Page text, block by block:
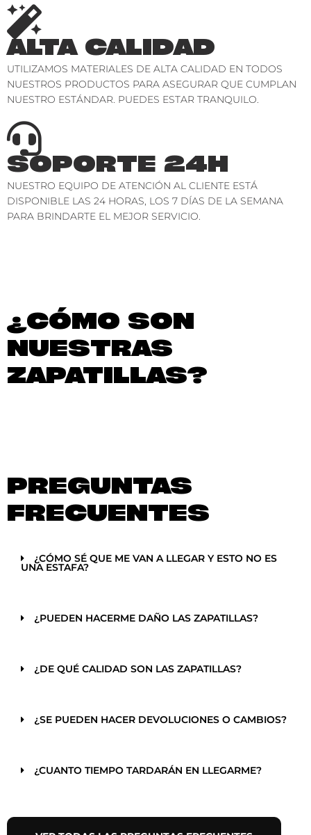
ALTA CALIDAD
UTILIZAMOS MATERIALES DE ALTA CALIDAD EN TODOS
NUESTROS PRODUCTOS PARA ASEGURAR QUE CUMPLAN
NUESTRO ESTÁNDAR. PUEDES ESTAR TRANQUILO.
SOPORTE 24H
NUESTRO EQUIPO DE ATENCIÓN AL CLIENTE ESTÁ
DISPONIBLE LAS 24 HORAS, LOS 7 DÍAS DE LA SEMANA
PARA BRINDARTE EL MEJOR SERVICIO.
¿CÓMO SON
NUESTRAS
ZAPATILLAS?
PREGUNTAS
FRECUENTES
¿CÓMO SÉ QUE ME VAN A LLEGAR Y ESTO NO ES
UNA ESTAFA?
¿PUEDEN HACERME DAÑO LAS ZAPATILLAS?
¿DE QUÉ CALIDAD SON LAS ZAPATILLAS?
¿SE PUEDEN HACER DEVOLUCIONES O CAMBIOS?
¿CUANTO TIEMPO TARDARÁN EN LLEGARME?